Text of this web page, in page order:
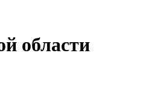
области